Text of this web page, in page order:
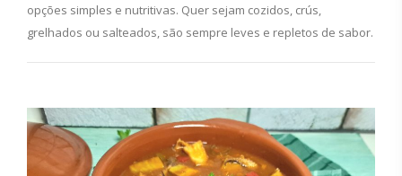
opções simples e nutritivas. Quer sejam cozidos, crús,
grelhados ou salteados, são sempre leves e repletos de sabor.